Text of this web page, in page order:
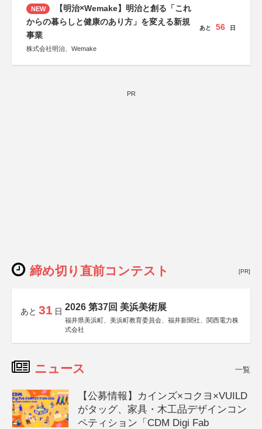
NEW
【明治×Wemake】明治と創る「これ
からの暮らしと健康のあり方」を変える新規
事業
株式会社明治、Wemake
あと 56 日
PR
締め切り直前コンテスト [PR]
あと 31 日 2026 第37回 美浜美術展
福井県美浜町、美浜町教育委員会、福井新聞社、関西電力株
式会社
ニュース 一覧
【公募情報】カインズ×コクヨ×VUILD
がタッグ、家具・木工品デザインコン
ペティション「CDM Digi Fab